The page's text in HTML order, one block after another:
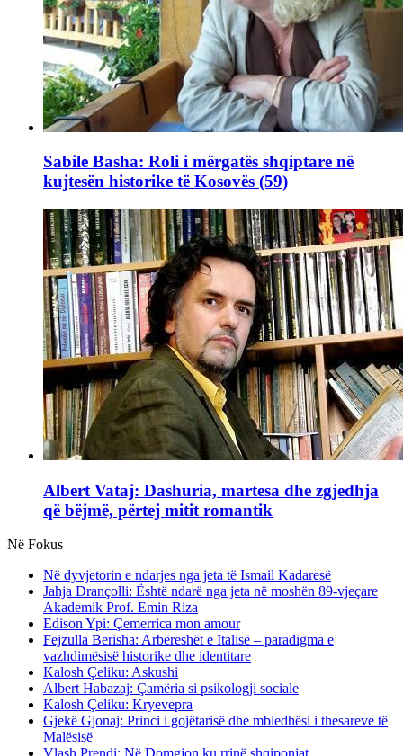
Sabile Basha: Roli i mërgatës shqiptare në
kujtesën historike të Kosovës (59)
Albert Vataj: Dashuria, martesa dhe zgjedhja
që bëjmë, përtej mitit romantik
Në Fokus
Në dyvjetorin e ndarjes nga jeta të Ismail Kadaresë
Jahja Drançolli: Është ndarë nga jeta në moshën 89-vjeçare
Akademik Prof. Emin Riza
Edison Ypi: Çemerrica mon amour
Fejzulla Berisha: Arbëreshët e Italisë – paradigma e
vazhdimësisë historike dhe identitare
Kalosh Çeliku: Askushi
Albert Habazaj: Çamëria si psikologji sociale
Kalosh Çeliku: Kryevepra
Gjekë Gjonaj: Princi i gojëtarisë dhe mbledhësi i thesareve të
Malësisë